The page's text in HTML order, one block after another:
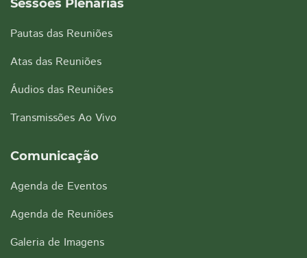
Sessões Plenárias
Pautas das Reuniões
Atas das Reuniões
Áudios das Reuniões
Transmissões Ao Vivo
Comunicação
Agenda de Eventos
Agenda de Reuniões
Galeria de Imagens